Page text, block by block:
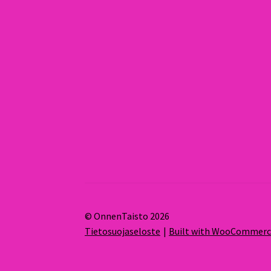
© OnnenTaisto 2026
Tietosuojaseloste
Built with